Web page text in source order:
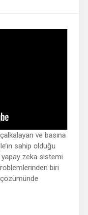
ve basına
sahip olduğu
yapay zeka sistemi
biri